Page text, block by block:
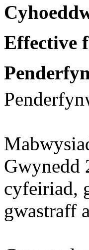
Effective
Gwynedd
cyfeiriad,
gwastraff